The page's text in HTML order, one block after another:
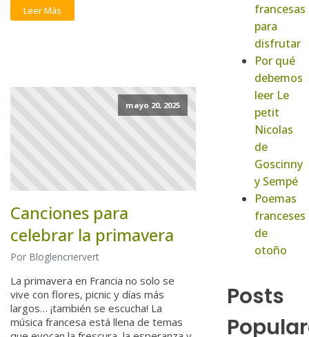
Leer Más
mayo 20, 2025
Canciones para
celebrar la primavera
Por Bloglencriervert
La primavera en Francia no solo se
vive con flores, picnic y días más
largos… ¡también se escucha! La
música francesa está llena de temas
francesas
para
disfrutar
Por qué
debemos
leer Le
petit
Nicolas
de
Goscinny
y Sempé
Poemas
franceses
de
otoño
Posts